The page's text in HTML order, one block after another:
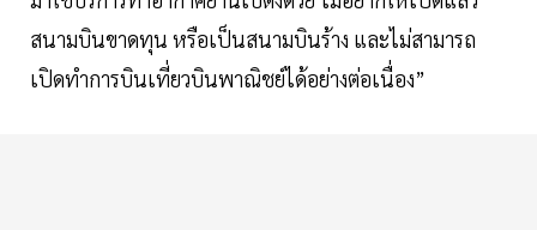
สนามบินขาดทุน หรือเป็นสนามบินร้าง และไม่สามารถ
เปิดทำการบินเที่ยวบินพาณิชย์ได้อย่างต่อเนื่อง”